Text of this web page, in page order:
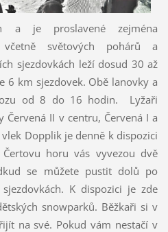
a je proslavené zejména
včetně světových pohárů a
sjezdovkách leží dosud 30 až
6 km sjezdovek. Obě lanovky a
od 8 do 16 hodin. Lyžaři
Červená II v centru, Červená I a
Dopplik je denně k dispozici
horu vás vyvezou dvě
se můžete pustit dolů po
K dispozici je zde
snowparků. Běžkaři si v
na své. Pokud vám nestačí v